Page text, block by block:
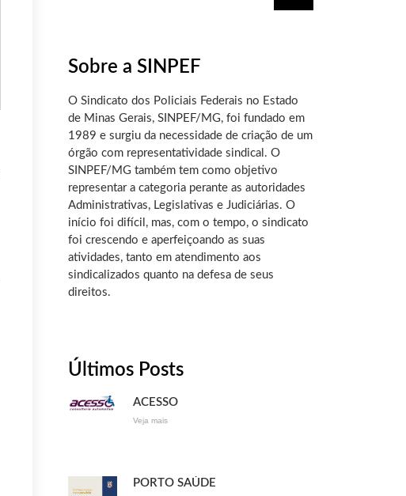
Sobre a SINPEF
O Sindicato dos Policiais Federais no Estado
de Minas Gerais, SINPEF/MG, foi fundado em
1989 e surgiu da necessidade de criação de um
órgão com representatividade sindical. O
SINPEF/MG também tem como objetivo
representar a categoria perante as autoridades
Administrativas, Legislativas e Judiciárias. O
início foi difícil, mas, com o tempo, o sindicato
foi crescendo e aperfeiçoando as suas
atividades, tanto em atendimento aos
sindicalizados quanto na defesa de seus
direitos.
Últimos Posts
ACESSO
Veja mais
PORTO SAÚDE